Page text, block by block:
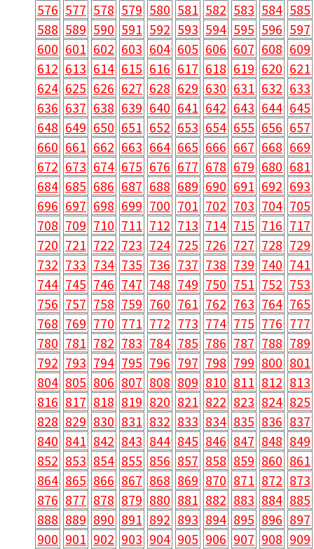
576 577 578 579 580 581 582 583 584 585
588 589 590 591 592 593 594 595 596 597
600 601 602 603 604 605 606 607 608 609
612 613 614 615 616 617 618 619 620 621
624 625 626 627 628 629 630 631 632 633
636 637 638 639 640 641 642 643 644 645
648 649 650 651 652 653 654 655 656 657
660 661 662 663 664 665 666 667 668 669
672 673 674 675 676 677 678 679 680 681
684 685 686 687 688 689 690 691 692 693
696 697 698 699 700 701 702 703 704 705
708 709 710 711 712 713 714 715 716 717
720 721 722 723 724 725 726 727 728 729
732 733 734 735 736 737 738 739 740 741
744 745 746 747 748 749 750 751 752 753
756 757 758 759 760 761 762 763 764 765
768 769 770 771 772 773 774 775 776 777
780 781 782 783 784 785 786 787 788 789
792 793 794 795 796 797 798 799 800 801
804 805 806 807 808 809 810 811 812 813
816 817 818 819 820 821 822 823 824 825
828 829 830 831 832 833 834 835 836 837
840 841 842 843 844 845 846 847 848 849
852 853 854 855 856 857 858 859 860 861
864 865 866 867 868 869 870 871 872 873
876 877 878 879 880 881 882 883 884 885
888 889 890 891 892 893 894 895 896 897
900 901 902 903 904 905 906 907 908 909